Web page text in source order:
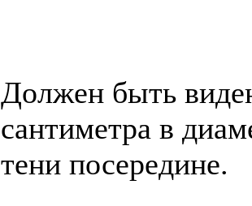
Должен быть
сантиметра в
тени посередине.